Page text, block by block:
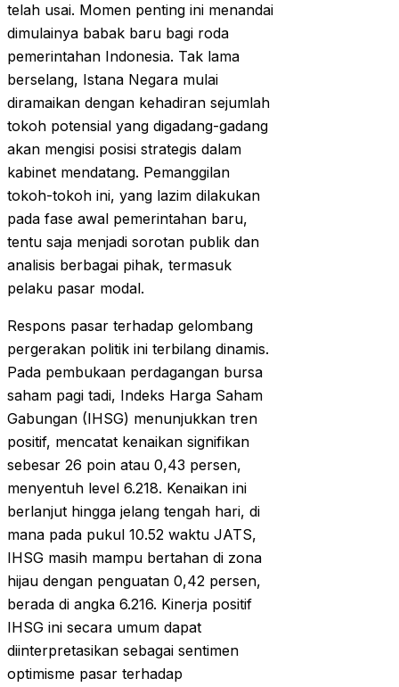
telah usai. Momen penting ini menandai
dimulainya babak baru bagi roda
pemerintahan Indonesia. Tak lama
berselang, Istana Negara mulai
diramaikan dengan kehadiran sejumlah
tokoh potensial yang digadang-gadang
akan mengisi posisi strategis dalam
kabinet mendatang. Pemanggilan
tokoh-tokoh ini, yang lazim dilakukan
pada fase awal pemerintahan baru,
tentu saja menjadi sorotan publik dan
analisis berbagai pihak, termasuk
pelaku pasar modal.
Respons pasar terhadap gelombang
pergerakan politik ini terbilang dinamis.
Pada pembukaan perdagangan bursa
saham pagi tadi, Indeks Harga Saham
Gabungan (IHSG) menunjukkan tren
positif, mencatat kenaikan signifikan
sebesar 26 poin atau 0,43 persen,
menyentuh level 6.218. Kenaikan ini
berlanjut hingga jelang tengah hari, di
mana pada pukul 10.52 waktu JATS,
IHSG masih mampu bertahan di zona
hijau dengan penguatan 0,42 persen,
berada di angka 6.216. Kinerja positif
IHSG ini secara umum dapat
diinterpretasikan sebagai sentimen
optimisme pasar terhadap